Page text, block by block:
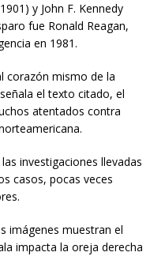
y John F. Kennedy
fue Ronald Reagan,
en 1981.
corazón mismo de la
el texto citado, el
atentados contra
investigaciones llevadas
casos, pocas veces
imágenes muestran el
impacta la oreja derecha